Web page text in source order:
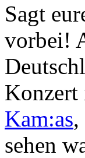
Sagt
vorbei!
Kam:as,
sehen